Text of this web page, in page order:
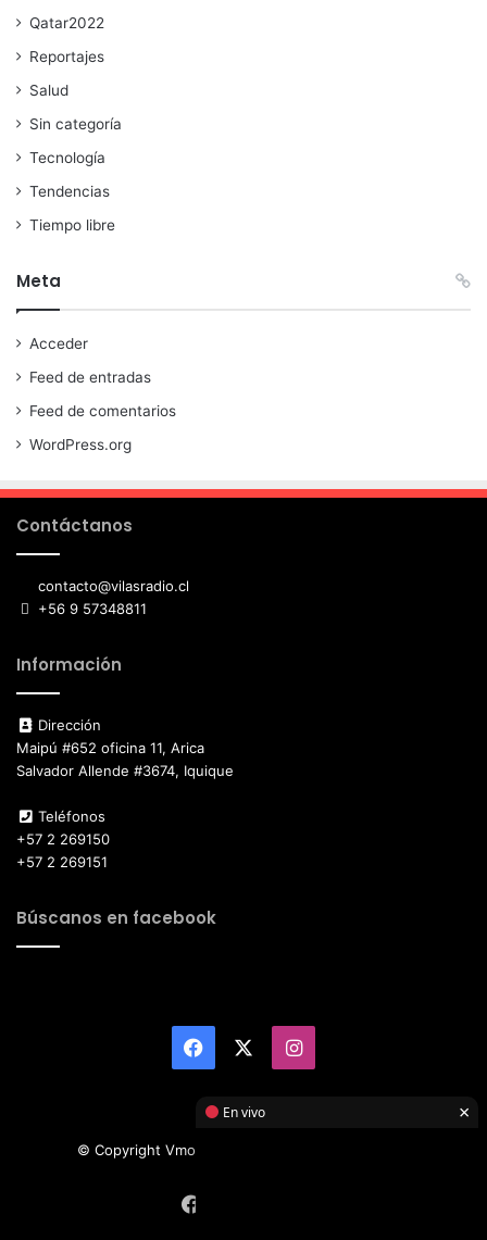
Qatar2022
Reportajes
Salud
Sin categoría
Tecnología
Tendencias
Tiempo libre
Meta
Acceder
Feed de entradas
Feed de comentarios
WordPress.org
Contáctanos
contacto@vilasradio.cl
+56 9 57348811
Información
Dirección
Maipú #652 oficina 11, Arica
Salvador Allende #3674, Iquique
Teléfonos
+57 2 269150
+57 2 269151
Búscanos en facebook
Facebook Instagram
© Copyright Vmotor TI 2026, All Rights Reserved
En vivo ×